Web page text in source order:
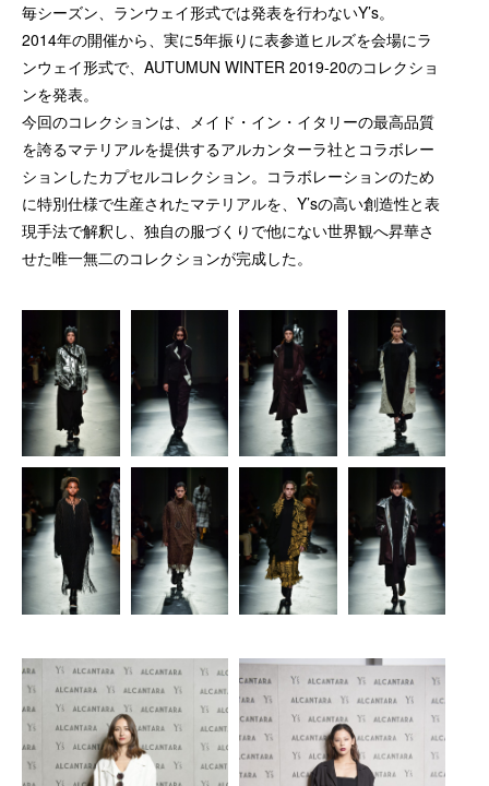
毎シーズン、ランウェイ形式では発表を行わないY’s。
2014年の開催から、実に5年振りに表参道ヒルズを会場にラ
ンウェイ形式で、AUTUMUN WINTER 2019-20のコレクショ
ンを発表。
今回のコレクションは、メイド・イン・イタリーの最高品質
を誇るマテリアルを提供するアルカンターラ社とコラボレー
ションしたカプセルコレクション。コラボレーションのため
に特別仕様で生産されたマテリアルを、Y’sの高い創造性と表
現手法で解釈し、独自の服づくりで他にない世界観へ昇華さ
せた唯一無二のコレクションが完成した。